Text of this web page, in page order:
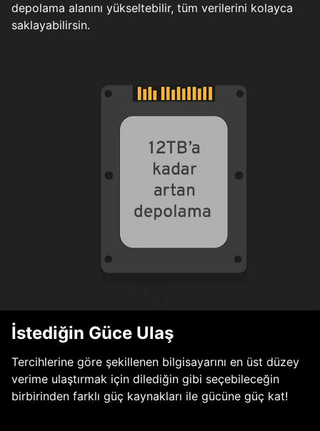
depolama alanını yükseltebilir, tüm verilerini kolayca
saklayabilirsin.
İstediğin Güce Ulaş
Tercihlerine göre şekillenen bilgisayarını en üst düzey
verime ulaştırmak için dilediğin gibi seçebileceğin
birbirinden farklı güç kaynakları ile gücüne güç kat!